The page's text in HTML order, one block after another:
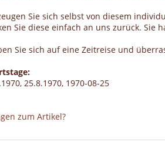
Sie sich selbst von diesem
Sie diese einfach an uns zurück. Sie
Sie sich auf eine Zeitreise und
25.8.1970, 1970-08-25
zum Artikel?